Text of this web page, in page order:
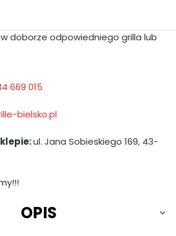
doborze odpowiedniego grilla lub
669 015
bielsko.pl
ul. Jana Sobieskiego 169, 43-
OPIS